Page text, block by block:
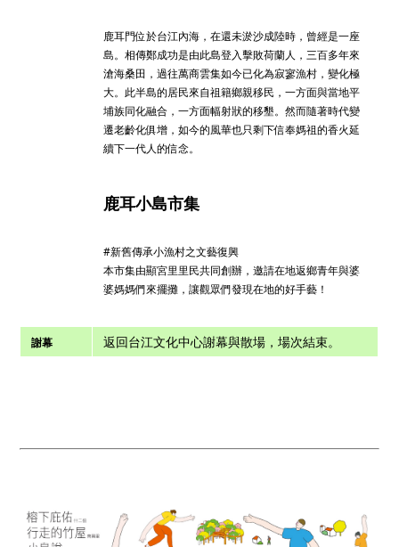
鹿耳門位於台江內海，在還未淤沙成陸時，曾經是一座
島。相傳鄭成功是由此島登入擊敗荷蘭人，三百多年來
滄海桑田，過往萬商雲集如今已化為寂寥漁村，變化極
大。​​此半島的居民來自祖籍鄉親移民，一方面與當地平
埔族同化融合，一方面幅射狀的移墾。然而隨著時代變
遷老齡化俱增，如今的風華也只剩下信奉媽祖的香火延
續下一代人的信念。
鹿耳小島市集
#新舊傳承小漁村之文藝復興
本市集由顯宮里里民共同創辦，邀請在地返鄉青年與婆
婆媽媽們來擺攤，讓觀眾們發現在地的好手藝！
謝幕 返回台江文化中心謝幕與散場，場次結束。